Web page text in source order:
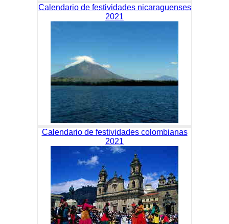
Calendario de festividades nicaraguenses
2021
Calendario de festividades colombianas
2021